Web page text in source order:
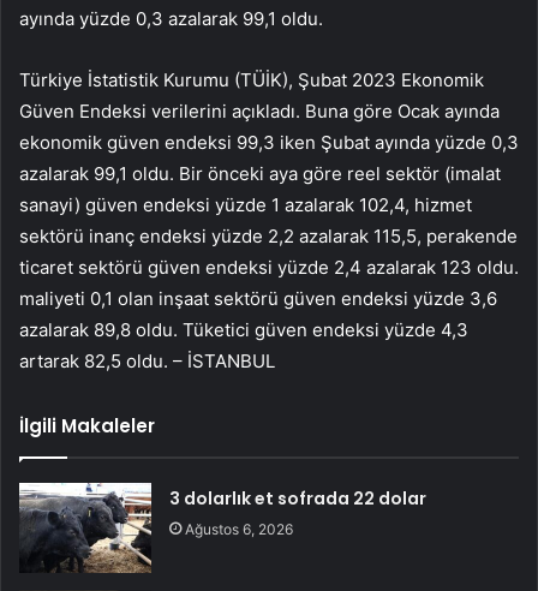
ayında yüzde 0,3 azalarak 99,1 oldu.
Türkiye İstatistik Kurumu (TÜİK), Şubat 2023 Ekonomik
Güven Endeksi verilerini açıkladı. Buna göre Ocak ayında
ekonomik güven endeksi 99,3 iken Şubat ayında yüzde 0,3
azalarak 99,1 oldu. Bir önceki aya göre reel sektör (imalat
sanayi) güven endeksi yüzde 1 azalarak 102,4, hizmet
sektörü inanç endeksi yüzde 2,2 azalarak 115,5, perakende
ticaret sektörü güven endeksi yüzde 2,4 azalarak 123 oldu.
maliyeti 0,1 olan inşaat sektörü güven endeksi yüzde 3,6
azalarak 89,8 oldu. Tüketici güven endeksi yüzde 4,3
artarak 82,5 oldu. – İSTANBUL
İlgili Makaleler
3 dolarlık et sofrada 22 dolar
Ağustos 6, 2026